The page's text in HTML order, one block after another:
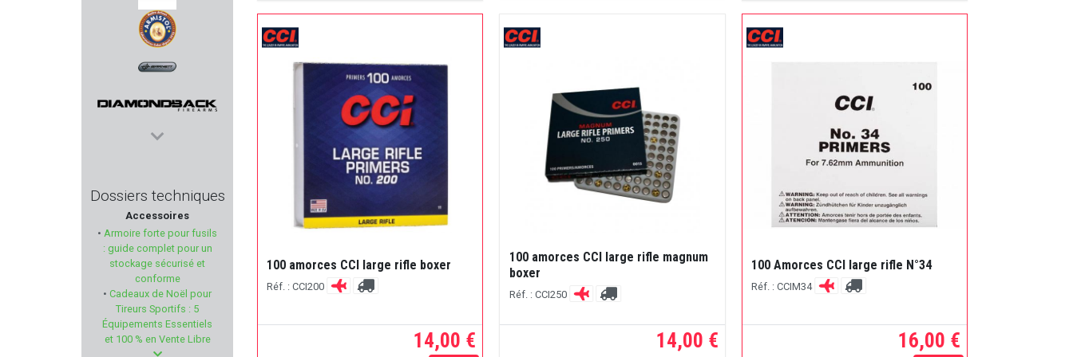
LUGER
ARMISTOL
BARNETT
DIAMONDBACK
RCBS
FALKE
ATA ARMS
TIMNEY TRIGGER
Dossiers techniques
Accessoires
• Armoire forte pour fusils
: guide complet pour un
stockage sécurisé et
conforme
• Cadeaux de Noël pour
Tireurs Sportifs : 5
Équipements Essentiels
et 100 % en Vente Libre
100 amorces CCI large rifle boxer
Réf. : CCI200
14,00 €
100 amorces CCI large rifle magnum
boxer
Réf. : CCI250
14,00 €
100 Amorces CCI large rifle N°34
Réf. : CCIM34
16,00 €